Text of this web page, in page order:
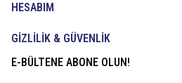
HESABIM
GİZLİLİK & GÜVENLİK
E-BÜLTENE ABONE OLUN!